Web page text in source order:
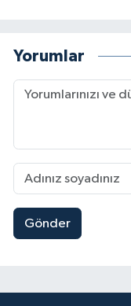
Yorumlar
Gönder